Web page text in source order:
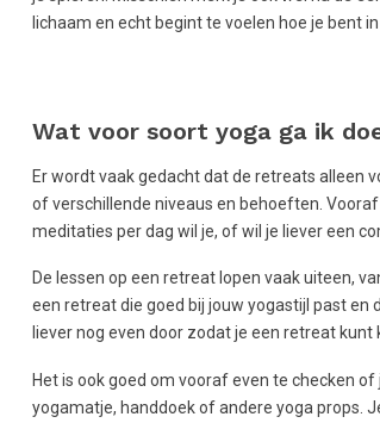
lichaam en echt begint te voelen hoe je bent
Wat voor soort yoga ga ik
Er wordt vaak gedacht dat de retreats alleen
of verschillende niveaus en behoeften.
meditaties per dag wil je, of wil je liever een
De lessen op een retreat lopen vaak uiteen,
een retreat die goed bij jouw yogastijl past en
liever nog even door zodat je een retreat
Het is ook goed om vooraf even te checken
yogamatje, handdoek of andere yoga props.